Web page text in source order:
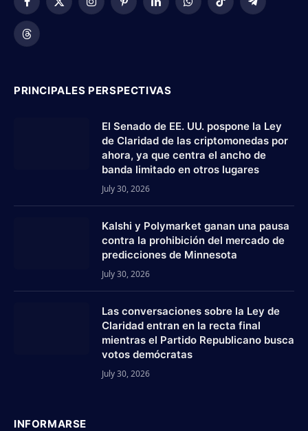
Facebook
X
InstagramPinterestLinkedInWhatsApp
TikTok Telegram
Threads
PRINCIPALES PERSPECTIVAS
El Senado de EE. UU. pospone la Ley
de Claridad de las criptomonedas por
ahora, ya que centra el ancho de
banda limitado en otros lugares
July 30, 2026
Kalshi y Polymarket ganan una pausa
contra la prohibición del mercado de
predicciones de Minnesota
July 30, 2026
Las conversaciones sobre la Ley de
Claridad entran en la recta final
mientras el Partido Republicano busca
votos demócratas
July 30, 2026
INFORMARSE